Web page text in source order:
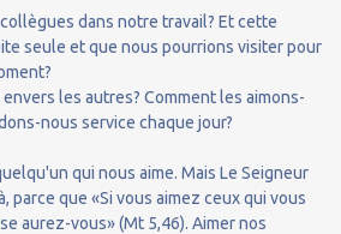
dans notre travail? Et cette
seule et que nous pourrions visiter pour
les autres? Comment les aimons-
nous service chaque jour?
qui nous aime. Mais Le Seigneur
parce que «Si vous aimez ceux qui vous
aurez-vous» (Mt 5,46). Aimer nos